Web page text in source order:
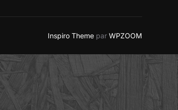
Inspiro Theme par WPZOOM